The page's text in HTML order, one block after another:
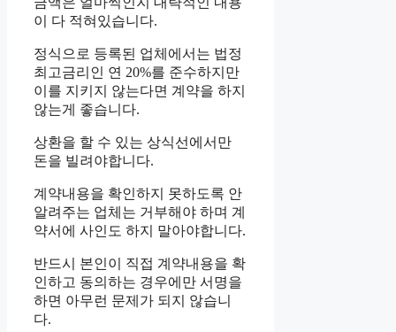
이 다 적혀있습니다.
정식으로 등록된 업체에서는 법정
최고금리인 연 20%를 준수하지만
이를 지키지 않는다면 계약을 하지
않는게 좋습니다.
상환을 할 수 있는 상식선에서만
돈을 빌려야합니다.
계약내용을 확인하지 못하도록 안
알려주는 업체는 거부해야 하며 계
약서에 사인도 하지 말아야합니다.
반드시 본인이 직접 계약내용을 확
인하고 동의하는 경우에만 서명을
하면 아무런 문제가 되지 않습니
다.